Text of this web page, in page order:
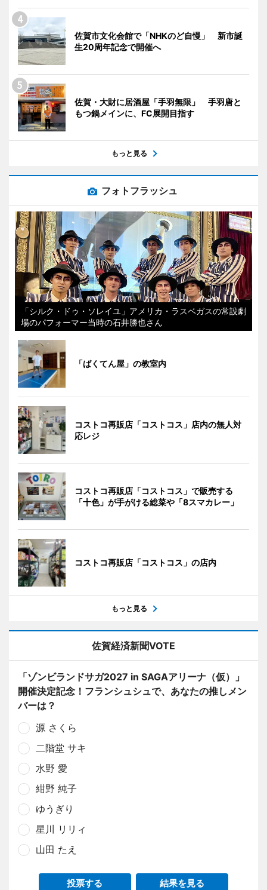
佐賀市文化会館で「NHKのど自慢」 新市誕
生20周年記念で開催へ
佐賀・大財に居酒屋「手羽無限」 手羽唐と
もつ鍋メインに、FC展開目指す
もっと見る
フォトフラッシュ
「シルク・ドゥ・ソレイユ」アメリカ・ラスベガスの常設劇
場のパフォーマー当時の石井勝也さん
「ばくてん屋」の教室内
コストコ再販店「コストコス」店内の無人対
応レジ
コストコ再販店「コストコス」で販売する
「十色」が手がける総菜や「8スマカレー」
コストコ再販店「コストコス」の店内
もっと見る
佐賀経済新聞VOTE
「ゾンビランドサガ2027 in SAGAアリーナ（仮）」
開催決定記念！フランシュシュで、あなたの推しメン
バーは？
源 さくら
二階堂 サキ
水野 愛
紺野 純子
ゆうぎり
星川 リリィ
山田 たえ
投票する 結果を見る